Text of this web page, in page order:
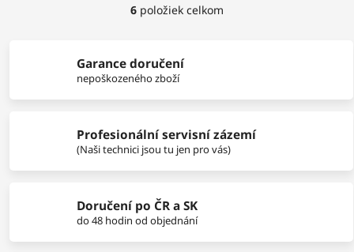
O
á
d
c
e
p
r
y
v
ý
6 položiek celkom
Garance doručení
nepoškozeného zboží
Profesionální servisní zázemí
(Naši technici jsou tu jen pro vás)
Doručení po ČR a SK
do 48 hodin od objednání